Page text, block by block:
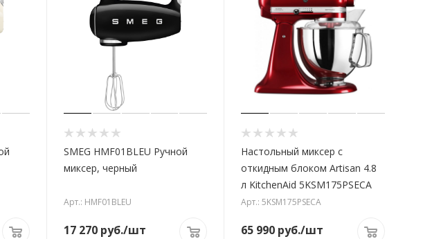
SMEG HMF01BLEU Ручной
миксер, черный
Арт.: HMF01BLEU
17 270руб./шт
Настольный миксер с
откидным блоком Artisan 4.8
л KitchenAid 5KSM175PSECA
Арт.: 5KSM175PSECA
65 990 руб./шт